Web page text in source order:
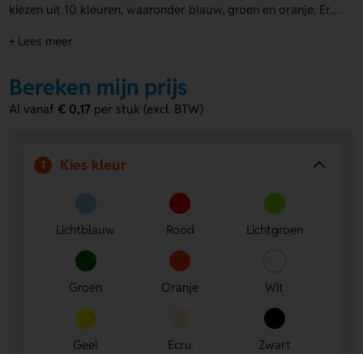
kiezen uit 10 kleuren, waaronder blauw, groen en oranje. Er
met gum en geslepen punt peekay is te bedrukken op de
promotiemateriaal of relatiegeschenk. Laat jouw merk
opvallen met deze kleurrijke en praktische
met logo !
+ Lees meer
Bereken mijn prijs
Al vanaf€ 0,17 per stuk (excl. BTW)
1 Kies kleur
Lichtblauw Rood Lichtgroen
Groen Oranje Wit
Geel Ecru Zwart